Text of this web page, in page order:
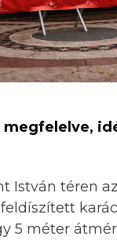
István téren
5 méter